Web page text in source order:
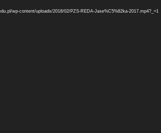
wp-content/uploads/2018/02/PZS-REDA-Jase%C5%82ka-2017.mp4?_=1